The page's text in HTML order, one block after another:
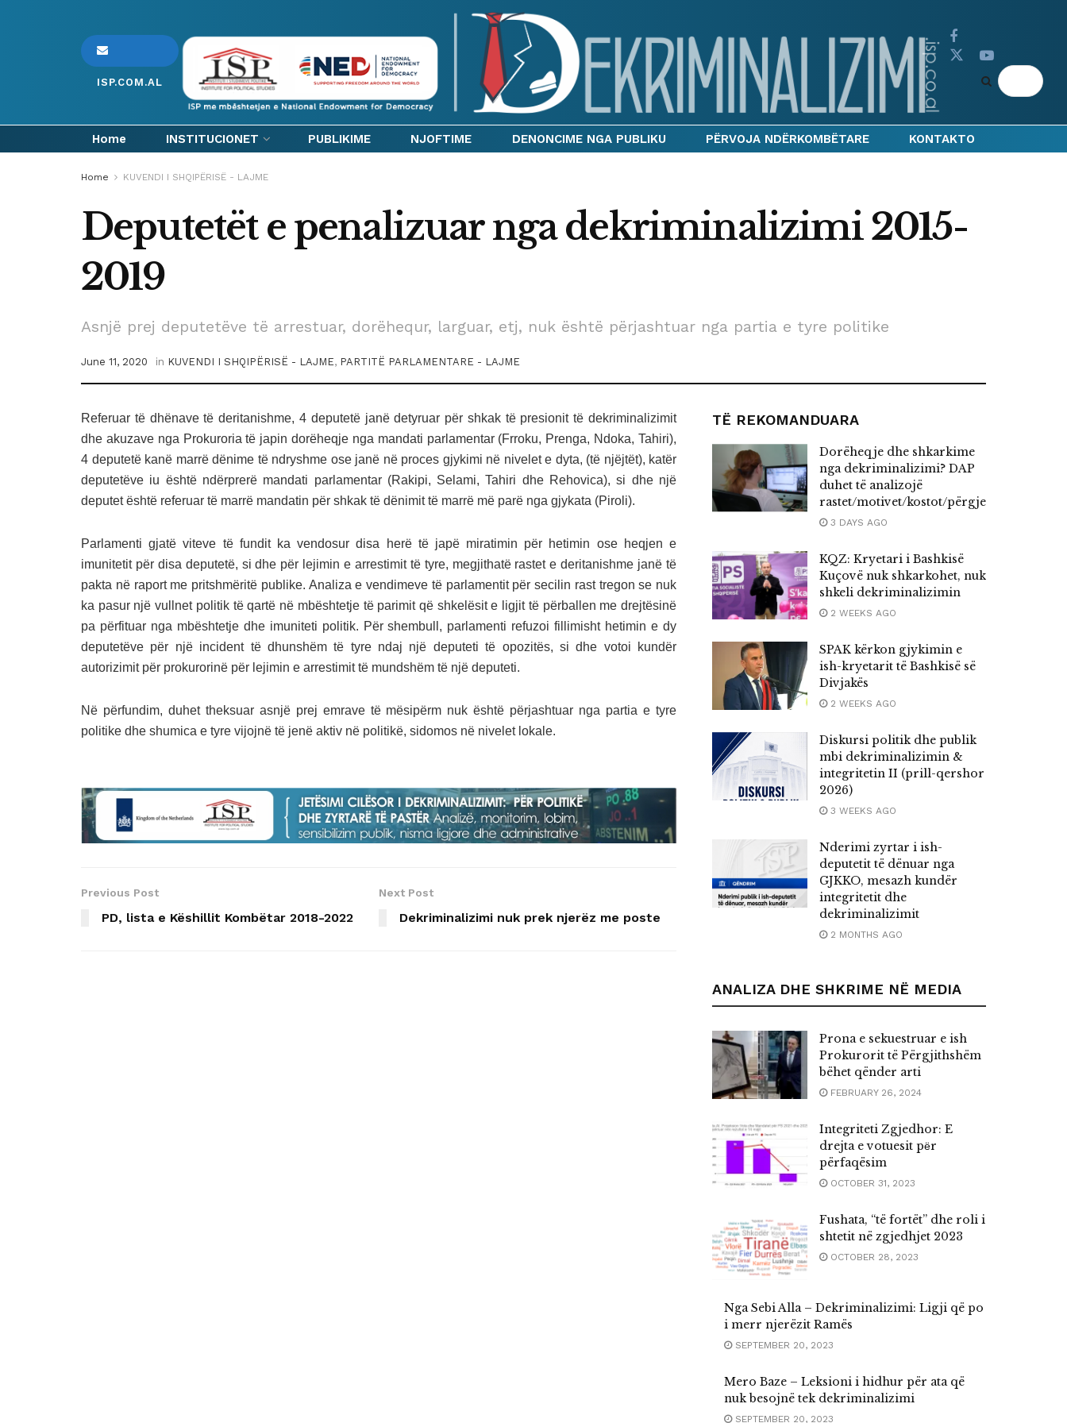
ISP.COM.AL
Home INSTITUCIONET PUBLIKIME NJOFTIME DENONCIME NGA PUBLIKU PËRVOJA NDËRKOMBËTARE KONTAKTO
Home KUVENDI I SHQIPËRISË - LAJME
Deputetët e penalizuar nga dekriminalizimi 2015-
2019
Asnjë prej deputetëve të arrestuar, dorëhequr, larguar, etj, nuk është përjashtuar nga partia e tyre politike
June 11, 2020 in KUVENDI I SHQIPËRISË - LAJME, PARTITË PARLAMENTARE - LAJME
Referuar të dhënave të deritanishme, 4 deputetë janë detyruar për shkak të presionit të dekriminalizimit
dhe akuzave nga Prokuroria të japin dorëheqje nga mandati parlamentar (Frroku, Prenga, Ndoka, Tahiri),
4 deputetë kanë marrë dënime të ndryshme ose janë në proces gjykimi në nivelet e dyta, (të njëjtët), katër
deputetëve iu është ndërprerë mandati parlamentar (Rakipi, Selami, Tahiri dhe Rehovica), si dhe një
deputet është referuar të marrë mandatin për shkak të dënimit të marrë më parë nga gjykata (Piroli).
Parlamenti gjatë viteve të fundit ka vendosur disa herë të japë miratimin për hetimin ose heqjen e
imunitetit për disa deputetë, si dhe për lejimin e arrestimit të tyre, megjithatë rastet e deritanishme janë të
pakta në raport me pritshmëritë publike. Analiza e vendimeve të parlamentit për secilin rast tregon se nuk
ka pasur një vullnet politik të qartë në mbështetje të parimit që shkelësit e ligjit të përballen me drejtësinë
pa përfituar nga mbështetje dhe imuniteti politik. Për shembull, parlamenti refuzoi fillimisht hetimin e dy
deputetëve për një incident të dhunshëm të tyre ndaj një deputeti të opozitës, si dhe votoi kundër
autorizimit për prokurorinë për lejimin e arrestimit të mundshëm të një deputeti.
Në përfundim, duhet theksuar asnjë prej emrave të mësipërm nuk është përjashtuar nga partia e tyre
politike dhe shumica e tyre vijojnë të jenë aktiv në politikë, sidomos në nivelet lokale.
Previous Post
PD, lista e Këshillit Kombëtar 2018-2022
Next Post
Dekriminalizimi nuk prek njerëz me poste
TË REKOMANDUARA
Dorëheqje dhe shkarkime
nga dekriminalizimi? DAP
duhet të analizojë
rastet/motivet/kostot/përgjegjësitë
3 DAYS AGO
KQZ: Kryetari i Bashkisë
Kuçovë nuk shkarkohet, nuk
shkeli dekriminalizimin
2 WEEKS AGO
SPAK kërkon gjykimin e
ish-kryetarit të Bashkisë së
Divjakës
2 WEEKS AGO
Diskursi politik dhe publik
mbi dekriminalizimin &
integritetin II (prill-qershor
2026)
3 WEEKS AGO
Nderimi zyrtar i ish-
deputetit të dënuar nga
GJKKO, mesazh kundër
integritetit dhe
dekriminalizimit
2 MONTHS AGO
ANALIZA DHE SHKRIME NË MEDIA
Prona e sekuestruar e ish
Prokurorit të Përgjithshëm
bëhet qënder arti
FEBRUARY 26, 2024
Integriteti Zgjedhor: E
drejta e votuesit pёr
përfaqësim
OCTOBER 31, 2023
Fushata, “të fortët” dhe roli i
shtetit në zgjedhjet 2023
OCTOBER 28, 2023
Nga Sebi Alla – Dekriminalizimi: Ligji që po
i merr njerëzit Ramës
SEPTEMBER 20, 2023
Mero Baze – Leksioni i hidhur për ata që
nuk besojnë tek dekriminalizimi
SEPTEMBER 20, 2023